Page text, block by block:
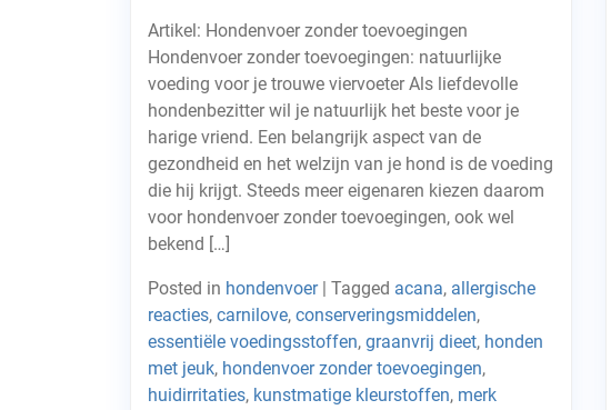
Artikel: Hondenvoer zonder toevoegingen
Hondenvoer zonder toevoegingen: natuurlijke
voeding voor je trouwe viervoeter Als liefdevolle
hondenbezitter wil je natuurlijk het beste voor je
harige vriend. Een belangrijk aspect van de
gezondheid en het welzijn van je hond is de voeding
die hij krijgt. Steeds meer eigenaren kiezen daarom
voor hondenvoer zonder toevoegingen, ook wel
bekend […]
Posted in hondenvoer| Tagged acana, allergische
reacties, carnilove, conserveringsmiddelen,
essentiële voedingsstoffen, graanvrij dieet, honden
met jeuk, hondenvoer zonder toevoegingen,
huidirritaties, kunstmatige kleurstoffen, merk